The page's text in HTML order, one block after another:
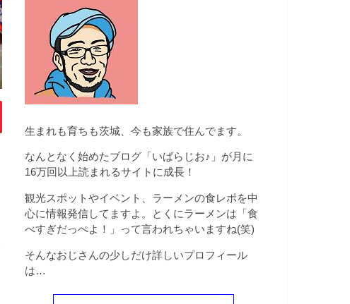
生まれも育ちも茨城、今も家族で住んでます。
なんとなく始めたブログ「いばらじお♪」が月に
16万回以上読まれるサイトに成長！
観光スポットやイベント、ラーメンの食レポを中
心に情報発信してますよ。とくにラーメンは「食
べすぎだっぺよ！」って言われちゃいますね(笑)
そんなおじさんの少しだけ詳しいプロフィール
は…